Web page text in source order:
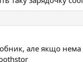
але якщо нема